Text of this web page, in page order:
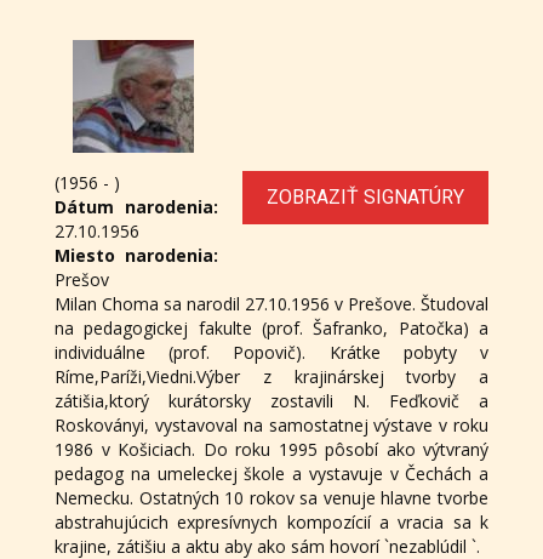
ZOBRAZIŤ SIGNATÚRY
(1956 - )
Dátum narodenia:
27.10.1956
Miesto narodenia:
Prešov
Milan Choma sa narodil 27.10.1956 v Prešove. Študoval
na pedagogickej fakulte (prof. Šafranko, Patočka) a
individuálne (prof. Popovič). Krátke pobyty v
Ríme,Paríži,Viedni.Výber z krajinárskej tvorby a
zátišia,ktorý kurátorsky zostavili N. Feďkovič a
Roskoványi, vystavoval na samostatnej výstave v roku
1986 v Košiciach. Do roku 1995 pôsobí ako výtvraný
pedagog na umeleckej škole a vystavuje v Čechách a
Nemecku. Ostatných 10 rokov sa venuje hlavne tvorbe
abstrahujúcich expresívnych kompozícií a vracia sa k
krajine, zátišiu a aktu aby ako sám hovorí `nezablúdil `.